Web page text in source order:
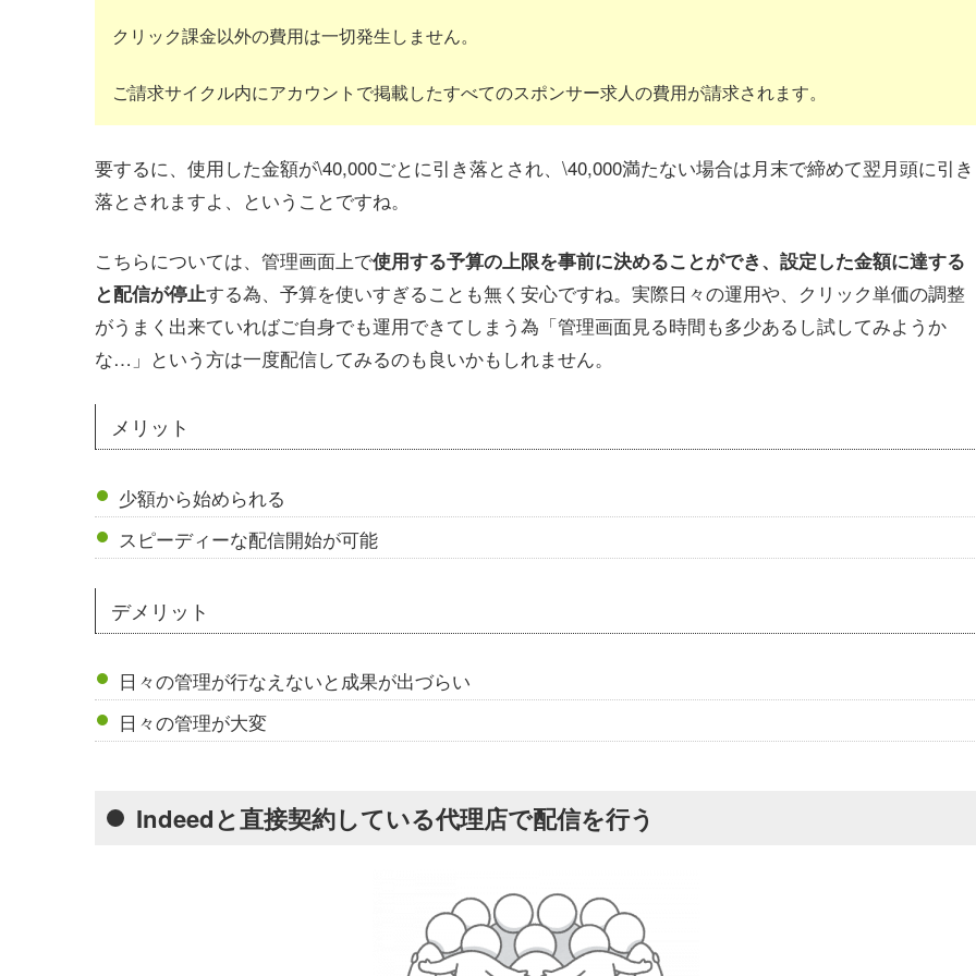
クリック課金以外の費用は一切発生しません。
ご請求サイクル内にアカウントで掲載したすべてのスポンサー求人の費用が請求されます。
要するに、使用した金額が\40,000ごとに引き落とされ、\40,000満たない場合は月末で締めて翌月頭に引き
落とされますよ、ということですね。
こちらについては、管理画面上で使用する予算の上限を事前に決めることができ、設定した金額に達する
と配信が停止する為、予算を使いすぎることも無く安心ですね。実際日々の運用や、クリック単価の調整
がうまく出来ていればご自身でも運用できてしまう為「管理画面見る時間も多少あるし試してみようか
な…」という方は一度配信してみるのも良いかもしれません。
メリット
少額から始められる
スピーディーな配信開始が可能
デメリット
日々の管理が行なえないと成果が出づらい
日々の管理が大変
Indeedと直接契約している代理店で配信を行う